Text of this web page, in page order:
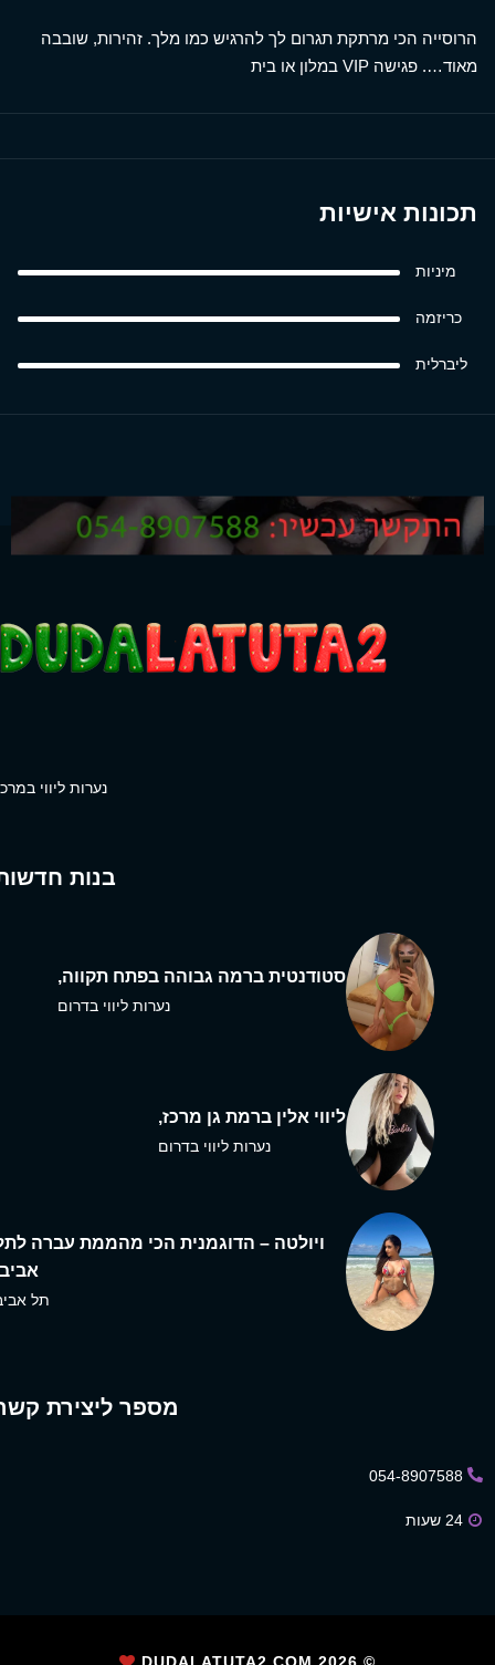
הרוסייה הכי מרתקת תגרום לך להרגיש כמו מלך. זהירות, שובבה
מאוד…. פגישה VIP במלון או בית
תכונות אישיות
מיניות
כריזמה
ליברלית
נערות ליווי
בנות
סטודנטית ברמה גבוהה בפתח תקווה,
נערות ליווי בדרום
ליווי אלין ברמת גן מרכז,
נערות ליווי בדרום
ויולטה – הדוגמנית הכי מהממת עברה
תל
מספר ליצירת
054-8907588
24 שעות